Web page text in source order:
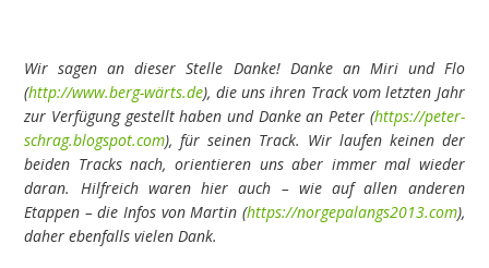
Wir sagen an dieser Stelle Danke! Danke an Miri und Flo
(http://www.berg-wärts.de), die uns ihren Track vom letzten Jahr
zur Verfügung gestellt haben und Danke an Peter (https://peter-
schrag.blogspot.com), für seinen Track. Wir laufen keinen der
beiden Tracks nach, orientieren uns aber immer mal wieder
daran. Hilfreich waren hier auch – wie auf allen anderen
Etappen – die Infos von Martin (https://norgepalangs2013.com),
daher ebenfalls vielen Dank.